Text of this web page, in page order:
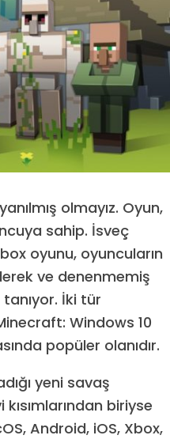
olmayız. Oyun,
sahip. İsveç
oyunu, oyuncuların
ve denenmemiş
tanıyor. İki tür
Windows 10
popüler olanıdır.
yeni savaş
biriyse
Android, iOS, Xbox,